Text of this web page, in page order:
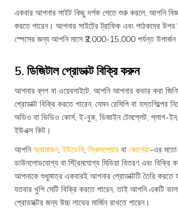
একবার আপনার সাইট কিছু দর্শক পেতে শুরু করলে, আপনি
করতে পারেন। আপনার সাইটের ট্রাফিক এবং পাঠকদের উপর
স্পেসের জন্য আপনি মাসে ₹2,000-15,000 পর্যন্ত উপার্জন
5. ডিজিটাল প্রোডাক্ট বিক্রি করুন
আপনার ব্লগ বা ওয়েবসাইটে, আপনি আপনার কভার করা
প্রোডাক্ট বিক্রি করতে পারেন, যেমন রেসিপি বা হস্তশিল্পের
অডিও বা ভিডিও কোর্স, ই-বুক, ডিজাইন টেমপ্লেট, প্লাগ-ইন,
ইউএক্স কিট।
আপনিঅ্যামাজন, ইউডেমি, স্কিলশেয়ার বা কোর্সেরা-এর মতো
ডাউনলোডযোগ্য বা স্ট্রিমযোগ্য মিডিয়া বিতরণ এবং বিক্রি
আপনাকে শুধুমাত্র একবারই আপনার প্রোডাক্টটি তৈরি করতে
যতবার খুশি সেটি বিক্রি করতে পারেন, তাই আপনি একটি
প্রোডাক্টের জন্য উচ্চ লাভের মার্জিন রাখতে পারেন।